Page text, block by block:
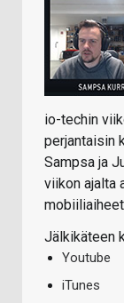
io-techin
perjantaisin
Sampsa ja
viikon ajalta
Jälkikäteen
Youtube
iTunes